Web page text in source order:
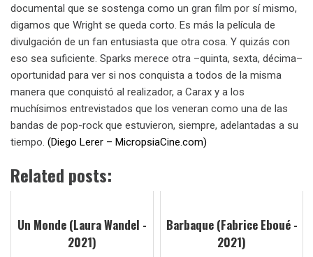
documental que se sostenga como un gran film por sí mismo,
digamos que Wright se queda corto. Es más la película de
divulgación de un fan entusiasta que otra cosa. Y quizás con
eso sea suficiente. Sparks merece otra –quinta, sexta, décima–
oportunidad para ver si nos conquista a todos de la misma
manera que conquistó al realizador, a Carax y a los
muchísimos entrevistados que los veneran como una de las
bandas de pop-rock que estuvieron, siempre, adelantadas a su
tiempo. (Diego Lerer – MicropsiaCine.com)
Related posts:
Un Monde (Laura Wandel -
2021)
Barbaque (Fabrice Eboué -
2021)